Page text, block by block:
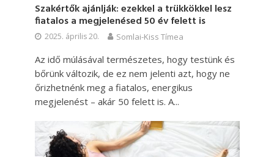
Szakértők ajánlják: ezekkel a trükkökkel lesz
fiatalos a megjelenésed 50 év felett is
2025. április 20. Somlai-Kiss Tímea
Az idő múlásával természetes, hogy testünk és
bőrünk változik, de ez nem jelenti azt, hogy ne
őrizhetnénk meg a fiatalos, energikus
megjelenést – akár 50 felett is. A...